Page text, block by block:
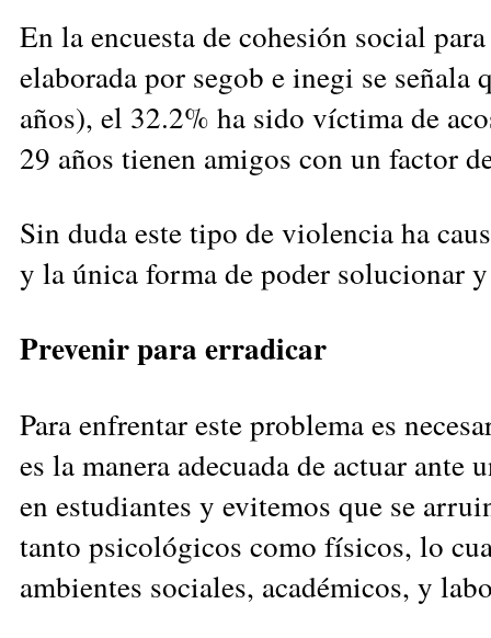
En la encuesta de cohesión social
elaborada por segob e inegi se señala
años), el 32.2% ha sido víctima de
29 años tienen amigos con un factor
Sin duda este tipo de violencia ha
y la única forma de poder solucionar
Prevenir para erradicar
Para enfrentar este problema es
es la manera adecuada de actuar
en estudiantes y evitemos que se
tanto psicológicos como físicos, lo
ambientes sociales, académicos, y